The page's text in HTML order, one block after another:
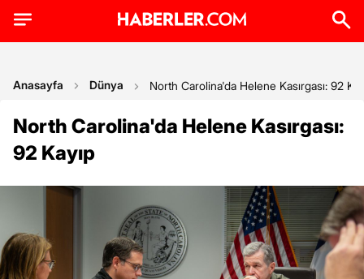
Anasayfa Dünya North Carolina'da Helene Kasırgası: 92
North Carolina'da Helene Kasırgası:
92 Kayıp